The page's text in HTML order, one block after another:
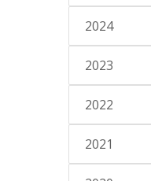
2024
2023
2022
2021